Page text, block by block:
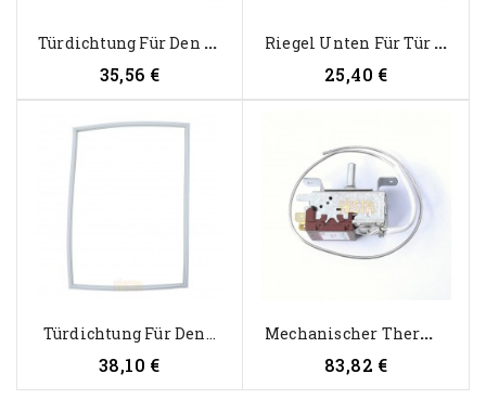
T
Ürdichtung Für Den Dometic CR...
Price
35,56 €
R
Iegel Unten Für Tür Von...
Price
25,40 €
Türdichtung Für Den...
Price
38,10 €
M
Echanischer Thermostat Für...
Price
83,82 €